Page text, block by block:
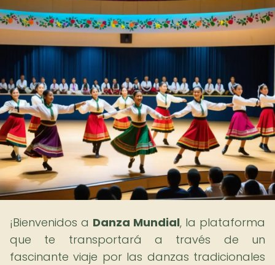
¡Bienvenidos a Danza Mundial, la plataforma
que te transportará a través de un
fascinante viaje por las danzas tradicionales